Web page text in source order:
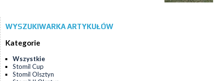
WYSZUKIWARKA ARTYKUŁÓW
Kategorie
Wszystkie
Stomil Cup
Stomil Olsztyn